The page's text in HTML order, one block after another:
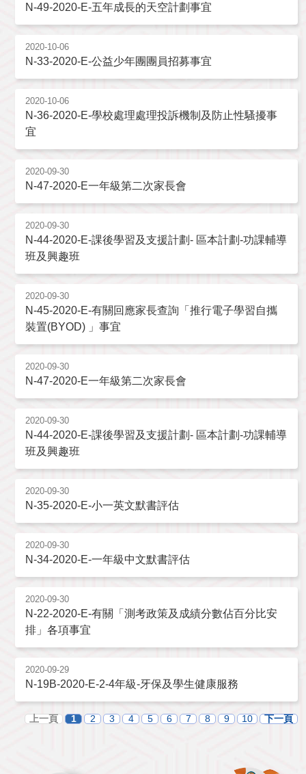
N-49-2020-E-五年成長的天空計劃事宜
2020-10-06
N-33-2020-E-公益少年團團員招募事宜
2020-10-06
N-36-2020-E-學校處理處理投訴機制及防止性騷擾事
宜
2020-09-30
N-47-2020-E一年級第二次家長會
2020-09-30
N-44-2020-E-課後學習及支援計劃- 區本計劃-功課輔導
班及興趣班
2020-09-30
N-45-2020-E-有關回應家長查詢「推行電子學習自攜
裝置(BYOD) 」事宜
2020-09-30
N-47-2020-E一年級第二次家長會
2020-09-30
N-44-2020-E-課後學習及支援計劃- 區本計劃-功課輔導
班及興趣班
2020-09-30
N-35-2020-E-小一英文默書評估
2020-09-30
N-34-2020-E-一年級中文默書評估
2020-09-30
N-22-2020-E-有關「測考政策及成績分數佔百分比安
排」各項事宜
2020-09-29
N-19B-2020-E-2-4年級-牙保及學生健康服務
上一頁 1 2 3 4 5 6 7 8 9 10 下一頁